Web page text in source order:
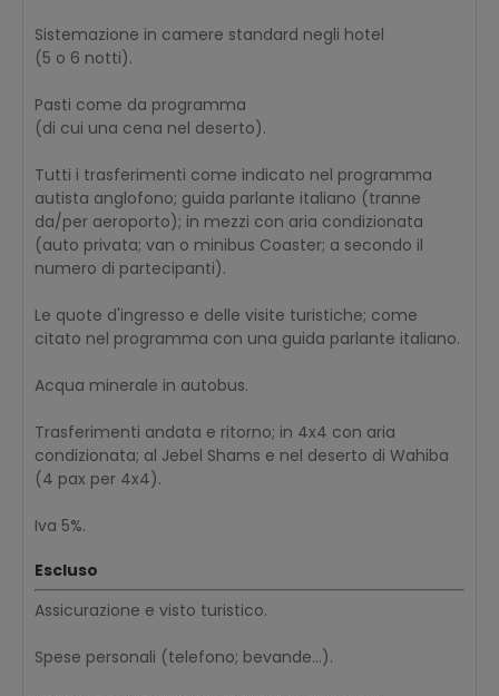
Sistemazione in camere standard negli hotel
(5 o 6 notti).
Pasti come da programma
(di cui una cena nel deserto).
Tutti i trasferimenti come indicato nel programma
autista anglofono; guida parlante italiano (tranne
da/per aeroporto); in mezzi con aria condizionata
(auto privata; van o minibus Coaster; a secondo il
numero di partecipanti).
Le quote d'ingresso e delle visite turistiche; come
citato nel programma con una guida parlante italiano.
Acqua minerale in autobus.
Trasferimenti andata e ritorno; in 4x4 con aria
condizionata; al Jebel Shams e nel deserto di Wahiba
(4 pax per 4x4).
Iva 5%.
Escluso
Assicurazione e visto turistico.
Spese personali (telefono; bevande...).